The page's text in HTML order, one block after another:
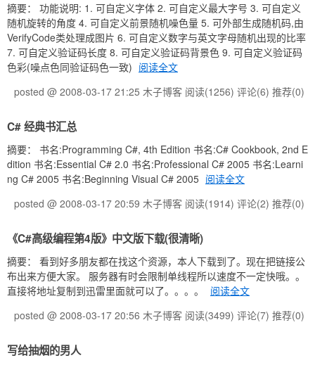
摘要： 功能说明: 1. 可自定义字体 2. 可自定义最大字号 3. 可自定义
随机旋转的角度 4. 可自定义前景随机噪色量 5. 可外部生成随机码,由
VerifyCode类处理成图片 6. 可自定义数字与英文字母随机出现的比率
7. 可自定义验证码长度 8. 可自定义验证码背景色 9. 可自定义验证码
色彩(噪点色同验证码色一致) 阅读全文
posted @ 2008-03-17 21:25 木子博客 阅读(1256) 评论(6) 推荐(0)
C# 经典书汇总
摘要： 书名:Programming C#, 4th Edition 书名:C# Cookbook, 2nd E
dition 书名:Essential C# 2.0 书名:Professional C# 2005 书名:Learni
ng C# 2005 书名:Beginning Visual C# 2005 阅读全文
posted @ 2008-03-17 20:59 木子博客 阅读(1914) 评论(2) 推荐(0)
《C#高级编程第4版》中文版下载(很清晰)
摘要： 看到好多朋友都在找这个资源，本人下载到了。现在把链接公
布出来方便大家。 服务器有时会限制单线程所以速度不一定快哦。。
直接将地址复制到迅雷里面就可以了。。。。
阅读全文
posted @ 2008-03-17 20:56 木子博客 阅读(3499) 评论(7) 推荐(0)
写给抽烟的男人